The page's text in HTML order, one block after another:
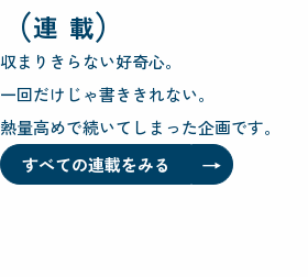
（連 載）
収まりきらない好奇心。
一回だけじゃ書ききれない。
熱量高めで続いてしまった企画です。
すべての連載をみる
→